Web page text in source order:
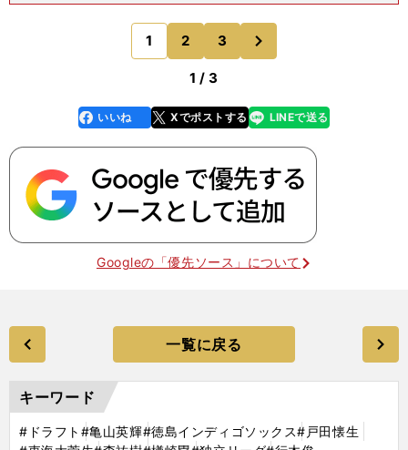
の好投。「高校時代に練習試合で対戦して、たしか
エンタイトルツーベースを打たれていたので意識し
ました」という増
1 2 3
1 / 3
faceboo
k
いいね Xでポストする
line LINEで送る
Googleの「優先ソース」について
一覧に戻る
キーワード
#ドラフト #亀山英輝#徳島インディゴソックス#戸田懐生